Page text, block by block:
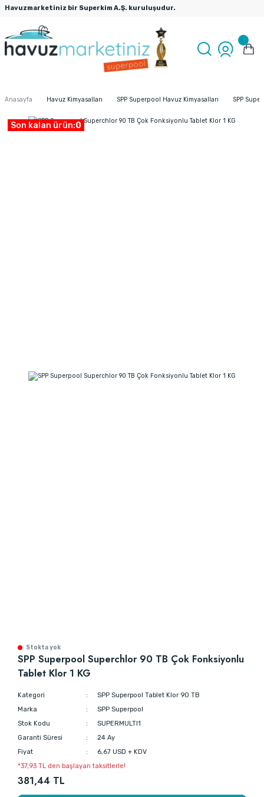
Havuzmarketiniz bir Superkim A.Ş. kuruluşudur.
Anasayfa Havuz Kimyasalları SPP Superpool Havuz Kimyasalları SPP
Son kalan ürün:0
Stokta yok
SPP Superpool Superchlor 90 TB Çok Fonksiyonlu
Tablet Klor 1 KG
Kategori
SPP Superpool Tablet Klor 90 TB
Marka
SPP Superpool
Stok Kodu
SUPERMULTI1
Garanti Süresi
24 Ay
Fiyat
6,67 USD + KDV
*37,93 TL den başlayan taksitlerle!
381,44 TL